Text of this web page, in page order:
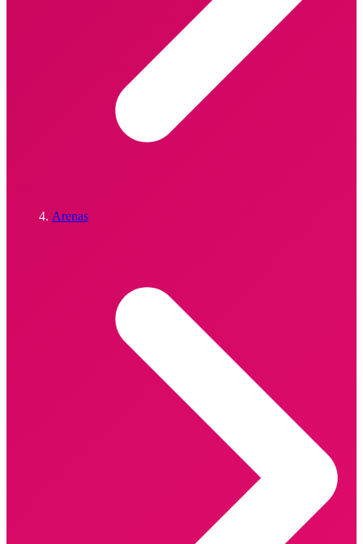
Arenas